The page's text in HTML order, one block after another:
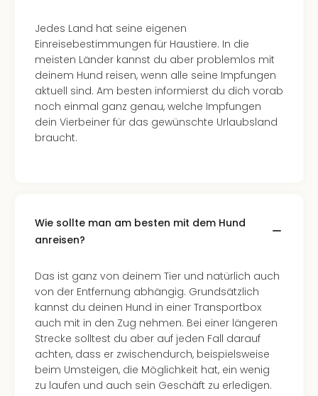
Jedes Land hat seine eigenen
Einreisebestimmungen für Haustiere. In die
meisten Länder kannst du aber problemlos mit
deinem Hund reisen, wenn alle seine Impfungen
aktuell sind. Am besten informierst du dich vorab
noch einmal ganz genau, welche Impfungen
dein Vierbeiner für das gewünschte Urlaubsland
braucht.
Wie sollte man am besten mit dem Hund
anreisen?
Das ist ganz von deinem Tier und natürlich auch
von der Entfernung abhängig. Grundsätzlich
kannst du deinen Hund in einer Transportbox
auch mit in den Zug nehmen. Bei einer längeren
Strecke solltest du aber auf jeden Fall darauf
achten, dass er zwischendurch, beispielsweise
beim Umsteigen, die Möglichkeit hat, ein wenig
zu laufen und auch sein Geschäft zu erledigen.